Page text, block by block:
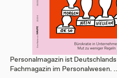
Personalmagazin ist
Fachmagazin im Personalwesen.